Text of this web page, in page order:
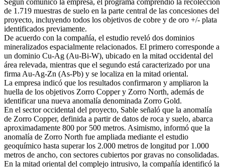
de 1.719 muestras de suelo en la parte central de las concesiones del
proyecto, incluyendo todos los objetivos de cobre y de oro +/- plata
identificados previamente.
De acuerdo con la compañía, el estudio reveló dos dominios
mineralizados espacialmente relacionados. El primero corresponde a
un dominio Cu-Ag (Au-Bi-W), ubicado en la mitad occidental del
área relevada, mientras que el segundo está caracterizado por una
firma Au-Ag-Zn (As-Pb) y se localiza en la mitad oriental.
La empresa indicó que los resultados confirmaron y ampliaron la
huella de los objetivos Zorro Copper y Zorro North, además de
identificar una nueva anomalía denominada Zorro Gold.
En el sector occidental del proyecto, Sable señaló que la anomalía
de Zorro Copper, definida a partir de datos de roca y suelo, abarca
aproximadamente 800 por 500 metros. Asimismo, informó que la
anomalía de Zorro North fue ampliada mediante el estudio
geoquímico hasta superar los 2.000 metros de longitud por 1.000
metros de ancho, con sectores cubiertos por gravas no consolidadas.
En la mitad oriental del complejo intrusivo, la compañía identificó la